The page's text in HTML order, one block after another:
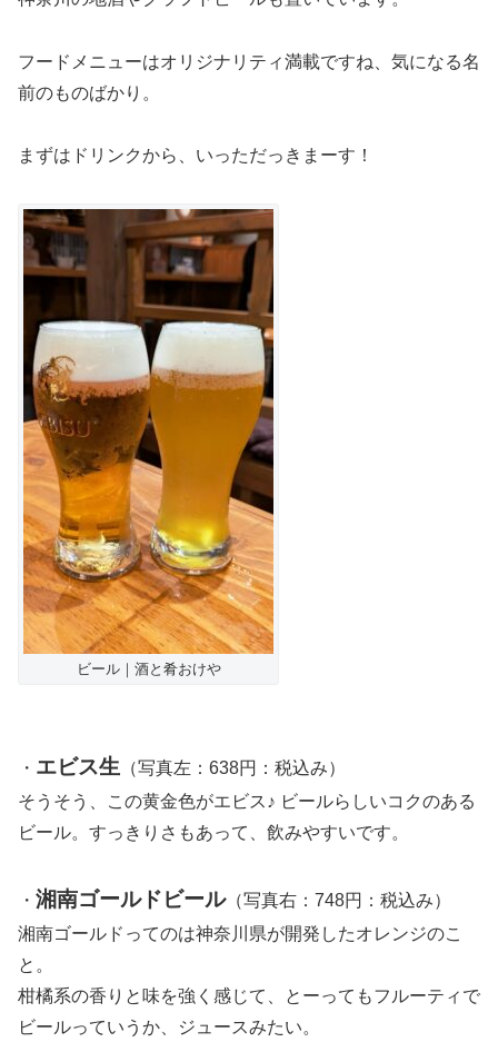
フードメニューはオリジナリティ満載ですね、気になる名
前のものばかり。
まずはドリンクから、いっただっきまーす！
ビール｜酒と肴おけや
・ エビス生 （写真左：638円：税込み）
そうそう、この黄金色がエビス♪ ビールらしいコクのある
ビール。すっきりさもあって、飲みやすいです。
・ 湘南ゴールドビール（写真右：748円：税込み）
湘南ゴールドってのは神奈川県が開発したオレンジのこ
と。
柑橘系の香りと味を強く感じて、とーってもフルーティで
ビールっていうか、ジュースみたい。